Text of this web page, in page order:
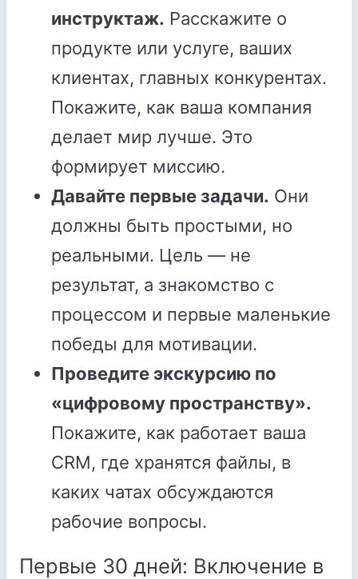
инструктаж. Расскажите о
продукте или услуге, ваших
клиентах, главных конкурентах.
Покажите, как ваша компания
делает мир лучше. Это
формирует миссию.
Давайте первые задачи. Они
должны быть простыми, но
реальными. Цель — не
результат, а знакомство с
процессом и первые маленькие
победы для мотивации.
Проведите экскурсию по
«цифровому пространству».
Покажите, как работает ваша
CRM, где хранятся файлы, в
каких чатах обсуждаются
рабочие вопросы.
Первые 30 дней: Включение в